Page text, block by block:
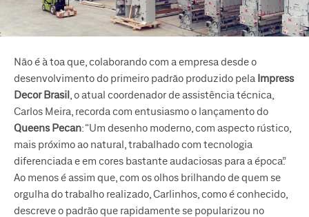
Não é à toa que, colaborando com a empresa desde o
desenvolvimento do primeiro padrão produzido pela Impress
Decor Brasil
, o atual coordenador de assistência técnica,
Carlos Meira, recorda com entusiasmo o lançamento do
Queens Pecan: “Um desenho moderno, com aspecto rústico,
mais próximo ao natural, trabalhado com tecnologia
diferenciada e em cores bastante audaciosas para a época”.
Ao menos é assim que, com os olhos brilhando de quem se
orgulha do trabalho realizado, Carlinhos, como é conhecido,
descreve o padrão que rapidamente se popularizou no